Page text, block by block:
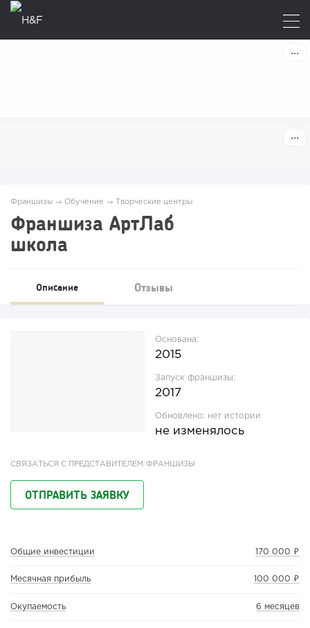
Франшизы → Обучение → Творческие центры
Франшиза АртЛаб
школа
Описание Отзывы
Основана:
2015
Запуск франшизы:
2017
Обновлено: нет истории
не изменялось
СВЯЗАТЬСЯ С ПРЕДСТАВИТЕЛЕМ ФРАНШИЗЫ
ОТПРАВИТЬ ЗАЯВКУ
Общие инвестиции 170 000 ₽
Месячная прибыль 100 000 ₽
Окупаемость 6 месяцев